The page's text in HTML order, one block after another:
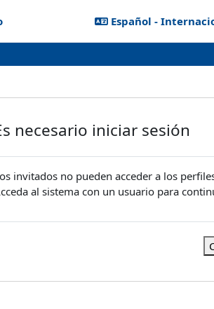
Español -
necesario iniciar sesión
invitados no pueden acceder a los
al sistema con un usuario para